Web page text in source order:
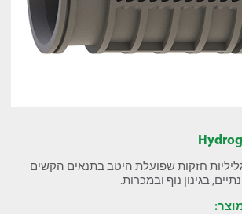
חזקות שפועלת היטב בתנאים הקשים
בגינון נוף ובמכרות.